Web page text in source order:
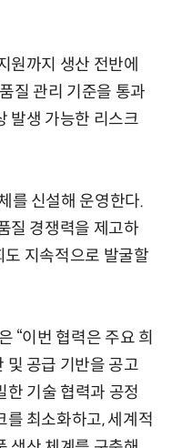
원까지 생산 전반에
질 관리 기준을 통과
발생 가능한 리스크
를 신설해 운영한다.
질 경쟁력을 제고하
도 지속적으로 발굴할
“이번 협력은 주요 희
및 공급 기반을 공고
한 기술 협력과 공정
최소화하고, 세계적